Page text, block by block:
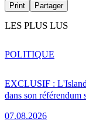
Print Partager
LES PLUS LUS
EXCLUSIF :
dans son référendum
07.08.2026
POLITIQUE